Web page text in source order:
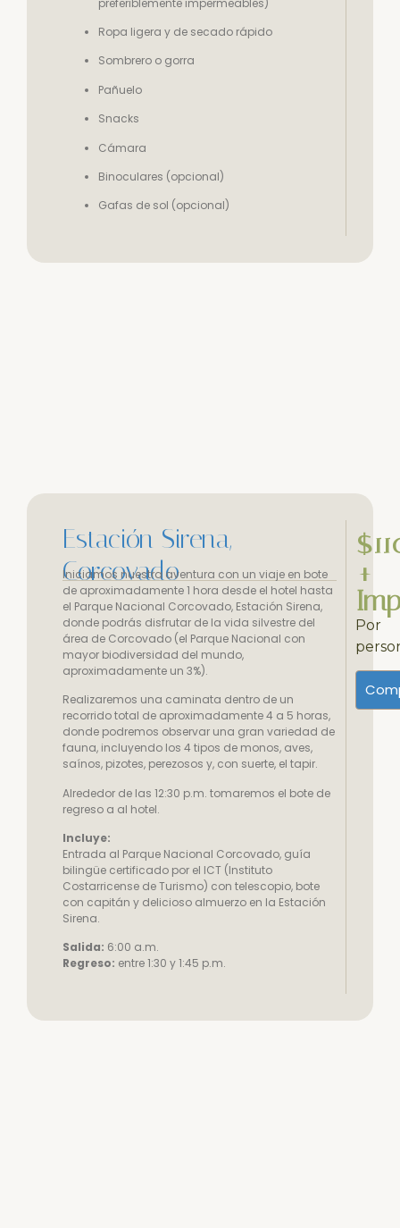
Ropa ligera y de secado rápido
Sombrero o gorra
Pañuelo
Snacks
Cámara
Binoculares (opcional)
Gafas de sol (opcional)
Estación Sirena,
Corcovado
Iniciamos nuestra aventura con un viaje en bote
de aproximadamente 1 hora desde el hotel hasta
el Parque Nacional Corcovado, Estación Sirena,
donde podrás disfrutar de la vida silvestre del
área de Corcovado (el Parque Nacional con
mayor biodiversidad del mundo,
aproximadamente un 3%).
Realizaremos una caminata dentro de un
recorrido total de aproximadamente 4 a 5 horas,
donde podremos observar una gran variedad de
fauna, incluyendo los 4 tipos de monos, aves,
saínos, pizotes, perezosos y, con suerte, el tapir.
Alrededor de las 12:30 p.m. tomaremos el bote de
regreso a al hotel.
Incluye:
Entrada al Parque Nacional Corcovado, guía
bilingüe certificado por el ICT (Instituto
Costarricense de Turismo) con telescopio, bote
con capitán y delicioso almuerzo en la Estación
Sirena.
Salida: 6:00 a.m.
Regreso: entre 1:30 y 1:45 p.m.
+
Por